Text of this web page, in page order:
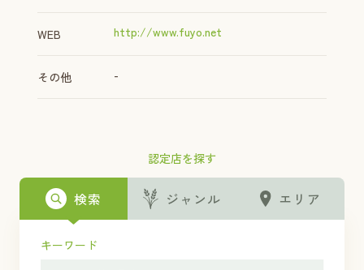
認定店を探す
検索 ジャンル エリア
キーワード
WEB http://www.fuyo.net
その他 -